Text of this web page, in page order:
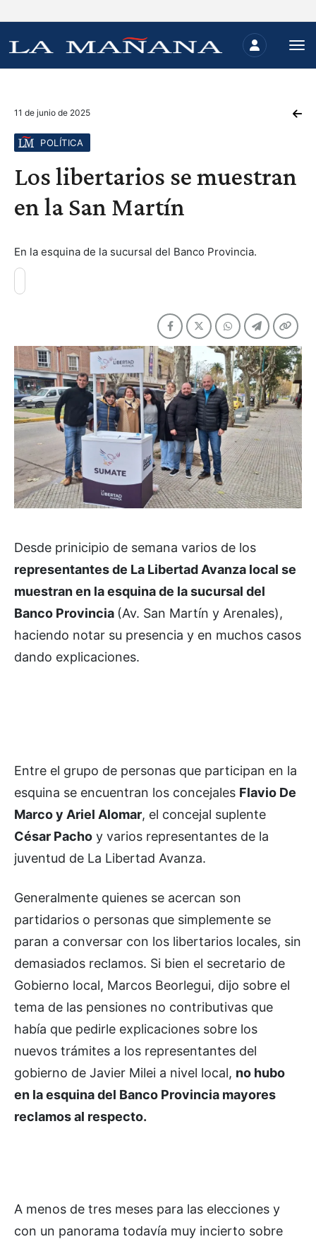
11 de junio de 2025
POLÍTICA
Los libertarios se muestran
en la San Martín
En la esquina de la sucursal del Banco Provincia.
Desde prinicipio de semana varios de los
representantes de La Libertad Avanza local se
muestran en la esquina de la sucursal del
Banco Provincia (Av. San Martín y Arenales),
haciendo notar su presencia y en muchos casos
dando explicaciones.
Entre el grupo de personas que participan en la
esquina se encuentran los concejales Flavio De
Marco y Ariel Alomar, el concejal suplente
César Pacho y varios representantes de la
juventud de La Libertad Avanza.
Generalmente quienes se acercan son
partidarios o personas que simplemente se
paran a conversar con los libertarios locales, sin
demasiados reclamos. Si bien el secretario de
Gobierno local, Marcos Beorlegui, dijo sobre el
tema de las pensiones no contributivas que
había que pedirle explicaciones sobre los
nuevos trámites a los representantes del
gobierno de Javier Milei a nivel local, no hubo
en la esquina del Banco Provincia mayores
reclamos al respecto.
A menos de tres meses para las elecciones y
con un panorama todavía muy incierto sobre